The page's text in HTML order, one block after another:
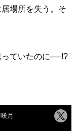
場所を失う。そ
ていたのに──!?